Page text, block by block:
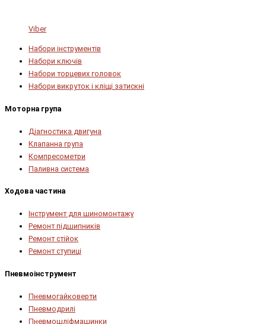
Viber
Набори інструментів
Набори ключів
Набори торцевих головок
Набори викруток і кліщі затискні
Моторна група
Діагностика двигуна
Клапанна група
Компресометри
Паливна система
Ходова частина
Інструмент для шиномонтажу
Ремонт підшипників
Ремонт стійок
Ремонт ступиці
Пневмоінструмент
Пневмогайковерти
Пневмодрилі
Пневмошліфмашинки